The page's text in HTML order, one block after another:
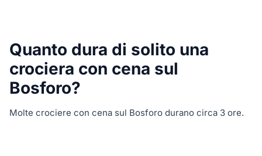
Quanto dura di solito una
crociera con cena sul
Bosforo?
Molte crociere con cena sul Bosforo durano circa 3 ore.